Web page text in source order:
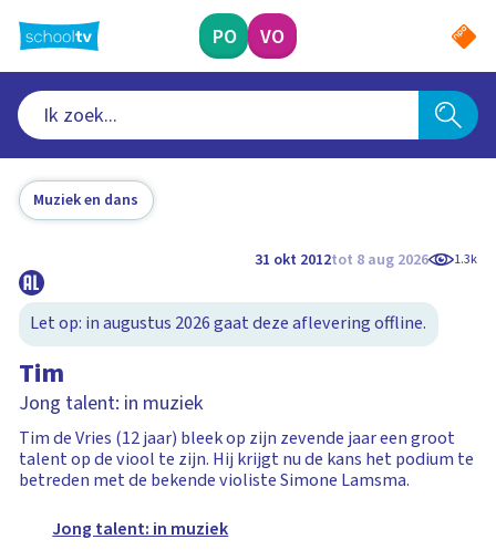
naar
hoofdinhoud
PO VO
Muziek en dans
31 okt 2012tot 8 aug 2026 1.3k
Let op: in augustus 2026 gaat deze aflevering offline.
Tim
Jong talent: in muziek
Tim de Vries (12 jaar) bleek op zijn zevende jaar een groot
talent op de viool te zijn. Hij krijgt nu de kans het podium te
betreden met de bekende violiste Simone Lamsma.
Jong talent: in muziek